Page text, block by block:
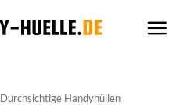
Durchsichtige Handyhüllen